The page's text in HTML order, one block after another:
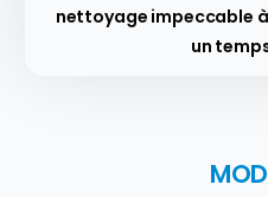
nettoyage impeccable
un